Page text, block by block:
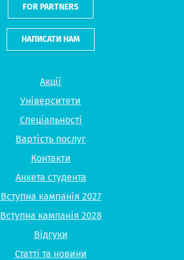
Акції
Університети
Спеціальності
Вартість послуг
Контакти
Анкета студента
Вступна кампанія 2027
Вступна кампанія 2028
Відгуки
Статті та новини
FOR PARTNERS
НАПИСАТИ НАМ